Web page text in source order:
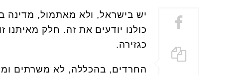
יש בישראל, ולא מאתמול, מדינה
כולנו יודעים את זה. חלק
כגזירה.
החרדים, בהכללה, לא משרתים